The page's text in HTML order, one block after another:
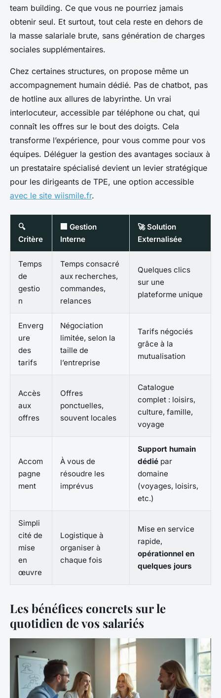
team building. Ce que vous ne pourriez jamais
obtenir seul. Et surtout, tout cela reste en dehors de
la masse salariale brute, sans génération de charges
sociales supplémentaires.
Chez certaines structures, on propose même un
accompagnement humain dédié. Pas de chatbot, pas
de hotline aux allures de labyrinthe. Un vrai
interlocuteur, accessible par téléphone ou chat, qui
connaît les offres sur le bout des doigts. Cela
transforme l’expérience, pour vous comme pour vos
équipes. Déléguer la gestion des avantages sociaux à
un prestataire spécialisé devient un levier stratégique
pour les dirigeants de TPE, une option accessible
avec le site wiismile.fr.
🔍
Critère
🏢 Gestion
Interne
🚀 Solution
Externalisée
Temps
de
gestio
n
Temps consacré
aux recherches,
commandes,
relances
Quelques clics
sur une
plateforme unique
Enverg
ure
des
tarifs
Négociation
limitée, selon la
taille de
l’entreprise
Tarifs négociés
grâce à la
mutualisation
Accès
aux
offres
Offres
ponctuelles,
souvent locales
Catalogue
complet : loisirs,
culture, famille,
voyage
Accom
pagne
ment
À vous de
résoudre les
imprévus
Support humain
dédié par
domaine
(voyages, loisirs,
etc.)
Simpli
cité de
mise
en
œuvre
Logistique à
organiser à
chaque fois
Mise en service
rapide,
opérationnel en
quelques jours
Les bénéfices concrets sur le
quotidien de vos salariés